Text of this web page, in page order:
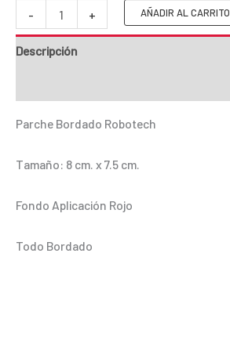
-
PBPLCL982
Robotech
cantidad
+ AÑADIR AL CARRITO
Descripción
Parche Bordado Robotech
Tamaño: 8 cm. x 7.5 cm.
Fondo Aplicación Rojo
Todo Bordado